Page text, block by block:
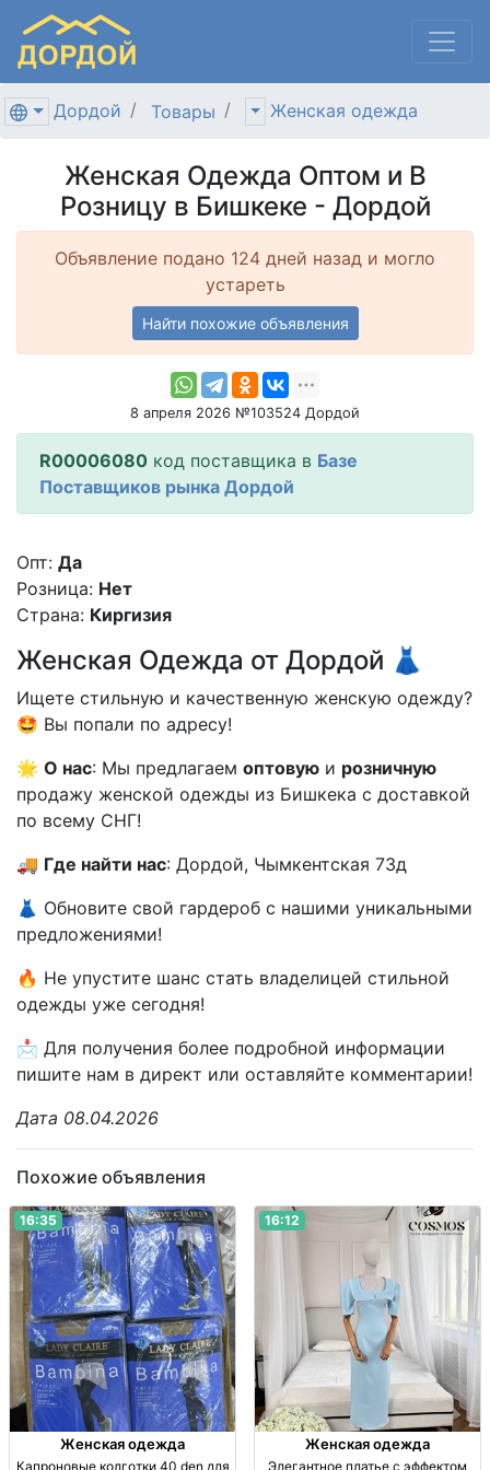
Дордой Товары Женская одежда
Женская Одежда Оптом и В
Розницу в Бишкеке - Дордой
Объявление подано 124 дней назад и могло
устареть
Найти похожие объявления
8 апреля 2026 №103524 Дордой
R00006080 код поставщика в Базе
Поставщиков рынка Дордой
Опт: Да
Розница: Нет
Страна: Киргизия
Женская Одежда от Дордой 👗
Ищете стильную и качественную женскую одежду?
🤩 Вы попали по адресу!
🌟 О нас: Мы предлагаем оптовую и розничную
продажу женской одежды из Бишкека с доставкой
по всему СНГ!
🚚 Где найти нас: Дордой, Чымкентская 73д
👗 Обновите свой гардероб с нашими уникальными
предложениями!
🔥 Не упустите шанс стать владелицей стильной
одежды уже сегодня!
📩 Для получения более подробной информации
пишите нам в директ или оставляйте комментарии!
Дата 08.04.2026
Похожие объявления
16:35
Женская одежда
Капроновые колготки 40 den для
16:12
Женская одежда
Элегантное платье с эффектом